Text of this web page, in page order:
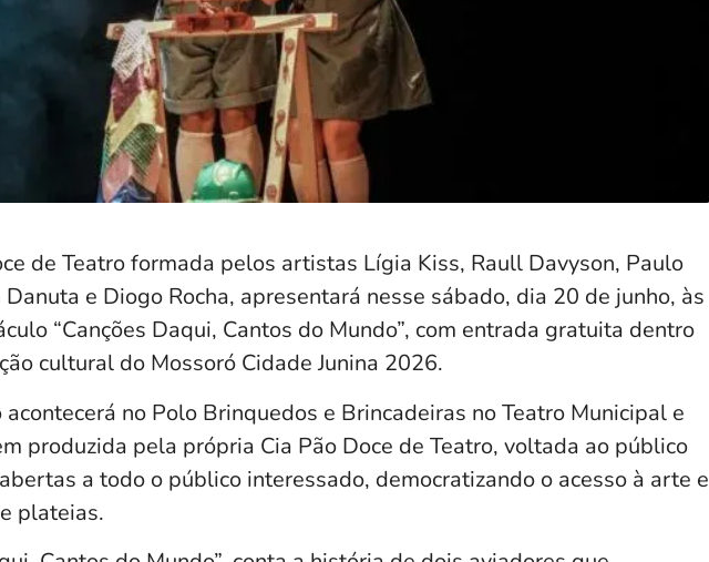
de Teatro formada pelos artistas Lígia Kiss, Raull Davyson, Paulo
Danuta e Diogo Rocha, apresentará nesse sábado, dia 20 de junho, às
“Canções Daqui, Cantos do Mundo”, com entrada gratuita dentro
cultural do Mossoró Cidade Junina 2026.
no Polo Brinquedos e Brincadeiras no Teatro Municipal e
produzida pela própria Cia Pão Doce de Teatro, voltada ao público
a todo o público interessado, democratizando o acesso à arte e
plateias.